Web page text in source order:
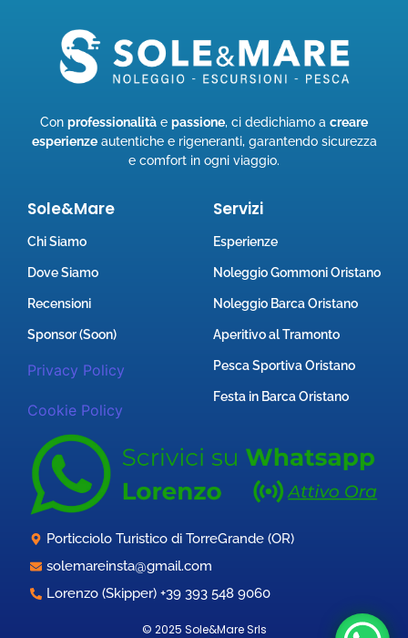
Con professionalità e passione, ci dedichiamo a creare
esperienzeautentiche e rigeneranti, garantendo sicurezza
e comfort in ogni viaggio.
Sole&Mare
Chi Siamo
Dove Siamo
Recensioni
Sponsor (Soon)
Privacy Policy
Cookie Policy
Servizi
Esperienze
Noleggio Gommoni Oristano
Noleggio Barca Oristano
Aperitivo al Tramonto
Pesca Sportiva Oristano
Festa in Barca Oristano
Porticciolo Turistico di TorreGrande (OR)
solemareinsta@gmail.com
Lorenzo (Skipper) +39 393 548 9060
© 2025 Sole&Mare Srls